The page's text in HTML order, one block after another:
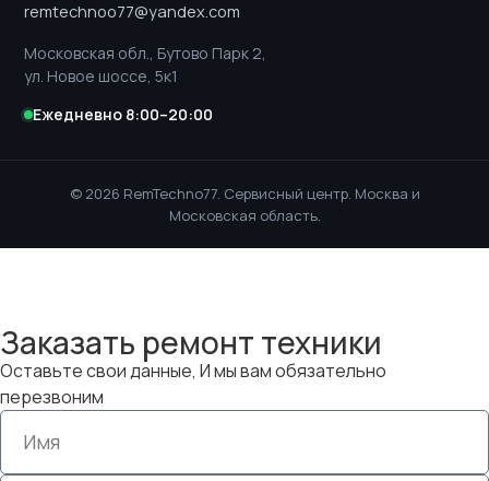
remtechnoo77@yandex.com
Московская обл., Бутово Парк 2,
ул. Новое шоссе, 5к1
Ежедневно 8:00–20:00
© 2026 RemTechno77. Сервисный центр. Москва и
Московская область.
Заказать ремонт техники
Оставьте свои данные, И мы вам обязательно
перезвоним